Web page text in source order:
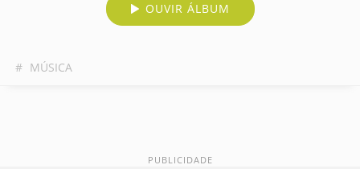
OUVIR ÁLBUM
# MÚSICA